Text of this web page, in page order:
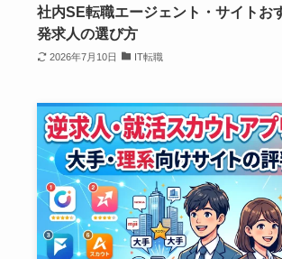
社内SE転職エージェント・サイトお
発求人の選び方
2026年7月10日 IT転職